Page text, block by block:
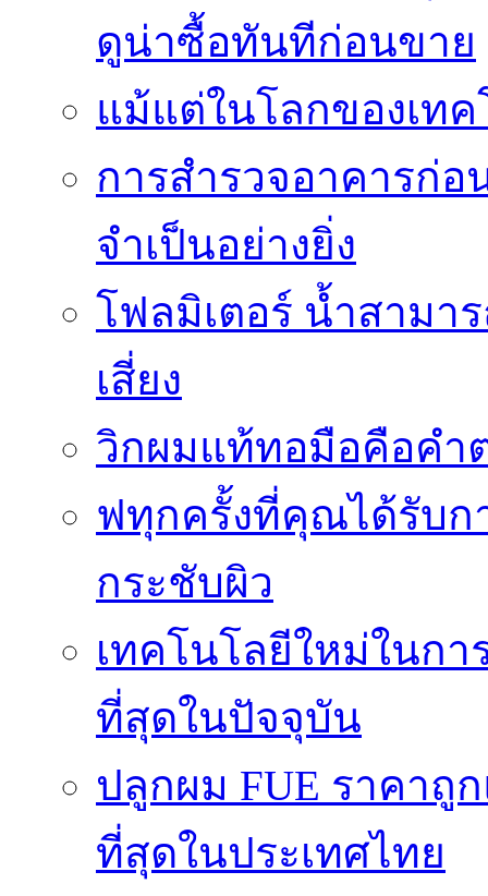
ดูน่าซื้อทันทีก่อนขาย
แม้แต่ในโลกของเทค
การสำรวจอาคารก่อ
จำเป็นอย่างยิ่ง
โฟลมิเตอร์ น้ำสามา
เสี่ยง
วิกผมแท้ทอมือคือคำ
ฟทุกครั้งที่คุณได้รับก
กระชับผิว
เทคโนโลยีใหม่ในก
ที่สุดในปัจจุบัน
ปลูกผม FUE ราคาถู
ที่สุดในประเทศไทย